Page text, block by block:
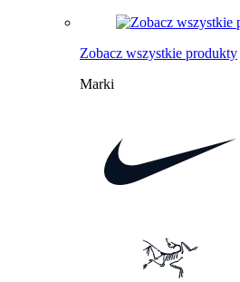
Zobacz wszystkie produkty
Marki